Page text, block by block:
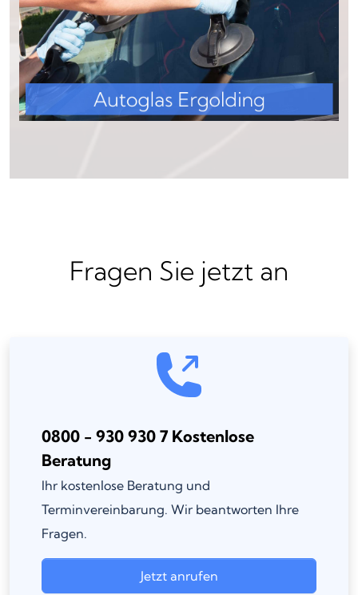
Fragen Sie jetzt an
0800 - 930 930 7 Kostenlose
Beratung
Ihr kostenlose Beratung und
Terminvereinbarung. Wir beantworten Ihre
Fragen.
Jetzt anrufen